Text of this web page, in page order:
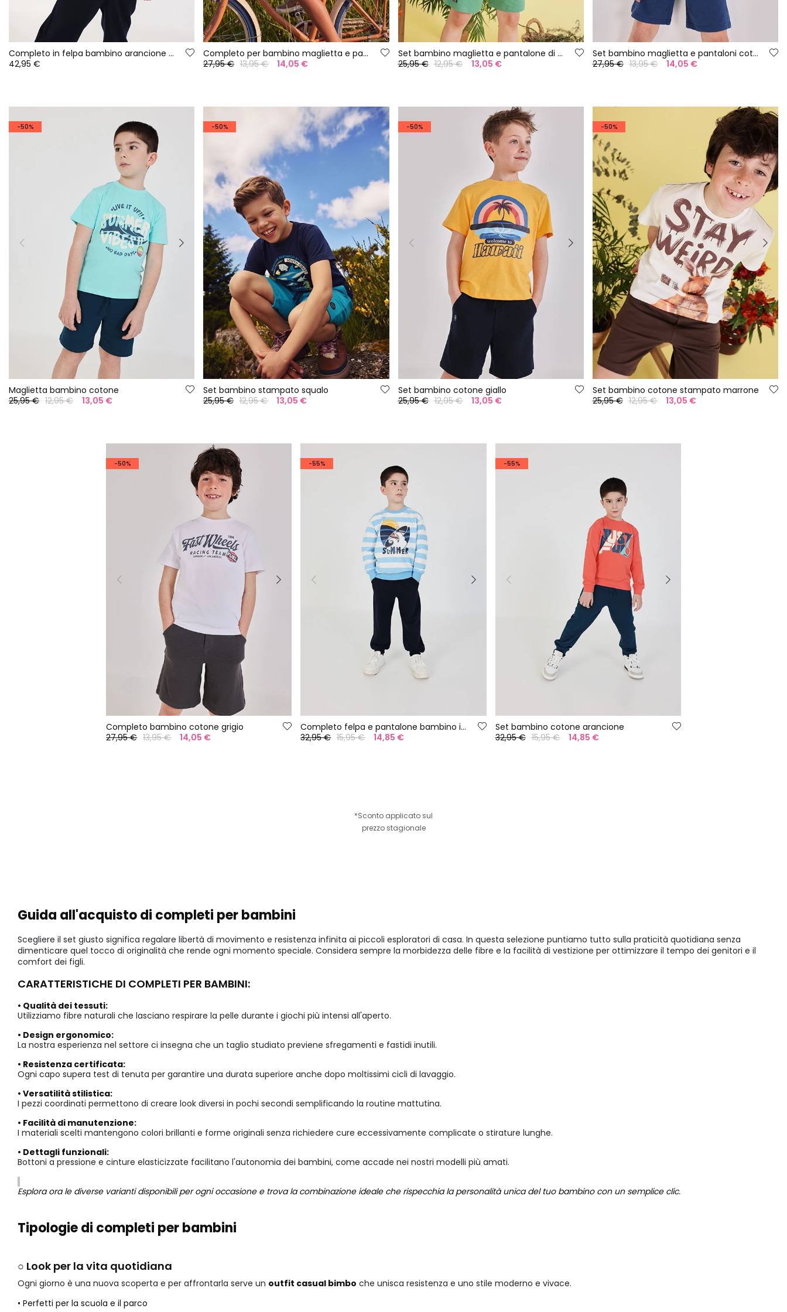
Completo in felpa bambino arancione con stampa pixel
42,95 €
Completo per bambino maglietta e pantaloni in cotone verde
27,95 € 13,95 € 14,05 €
Set bambino maglietta e pantalone di cotone
25,95 € 12,95 € 13,05 €
Set bambino maglietta e pantaloni cotone azzurro
27,95 € 13,95 € 14,05 €
-50%
Maglietta bambino cotone
25,95 € 12,95 € 13,05 €
-50%
Set bambino stampato squalo
25,95 € 12,95 € 13,05 €
-50%
Set bambino cotone giallo
25,95 € 12,95 € 13,05 €
-50%
Set bambino cotone stampato marrone
25,95 € 12,95 € 13,05 €
-50%
Completo bambino cotone grigio
27,95 € 13,95 € 14,05 €
-55%
Completo felpa e pantalone bambino in maglia blu
32,95 € 15,95 € 14,85 €
-55%
Set bambino cotone arancione
32,95 € 15,95 € 14,85 €
*Sconto applicato sul
prezzo stagionale
Guida all'acquisto di completi per bambini
Scegliere il set giusto significa regalare libertà di movimento e resistenza infinita ai piccoli esploratori di casa. In questa selezione puntiamo tutto sulla praticità quotidiana senza
dimenticare quel tocco di originalità che rende ogni momento speciale. Considera sempre la morbidezza delle fibre e la facilità di vestizione per ottimizzare il tempo dei genitori e il
comfort dei figli.
CARATTERISTICHE DI COMPLETI PER BAMBINI:
• Qualità dei tessuti:
Utilizziamo fibre naturali che lasciano respirare la pelle durante i giochi più intensi all'aperto.
• Design ergonomico:
La nostra esperienza nel settore ci insegna che un taglio studiato previene sfregamenti e fastidi inutili.
• Resistenza certificata:
Ogni capo supera test di tenuta per garantire una durata superiore anche dopo moltissimi cicli di lavaggio.
• Versatilità stilistica:
I pezzi coordinati permettono di creare look diversi in pochi secondi semplificando la routine mattutina.
• Facilità di manutenzione:
I materiali scelti mantengono colori brillanti e forme originali senza richiedere cure eccessivamente complicate o stirature lunghe.
• Dettagli funzionali:
Bottoni a pressione e cinture elasticizzate facilitano l'autonomia dei bambini, come accade nei nostri modelli più amati.
Esplora ora le diverse varianti disponibili per ogni occasione e trova la combinazione ideale che rispecchia la personalità unica del tuo bambino con un semplice clic.
Tipologie di completi per bambini
○ Look per la vita quotidiana
Ogni giorno è una nuova scoperta e per affrontarla serve un outfit casual bimbo che unisca resistenza e uno stile moderno e vivace.
• Perfetti per la scuola e il parco